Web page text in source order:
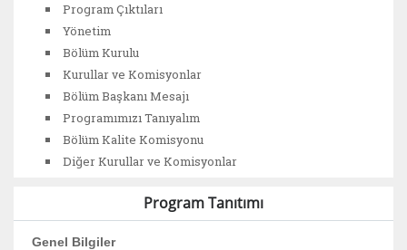
Program Çıktıları
Yönetim
Bölüm Kurulu
Kurullar ve Komisyonlar
Bölüm Başkanı Mesajı
Programımızı Tanıyalım
Bölüm Kalite Komisyonu
Diğer Kurullar ve Komisyonlar
Program Tanıtımı
Genel Bilgiler